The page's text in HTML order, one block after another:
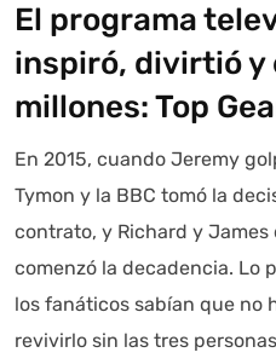
El programa
inspiró, divirtió y
millones: Top
En 2015, cuando Jeremy
Tymon y la BBC tomó la
contrato, y Richard y
comenzó la decadencia. Lo
los fanáticos sabían que no
revivirlo sin las tres